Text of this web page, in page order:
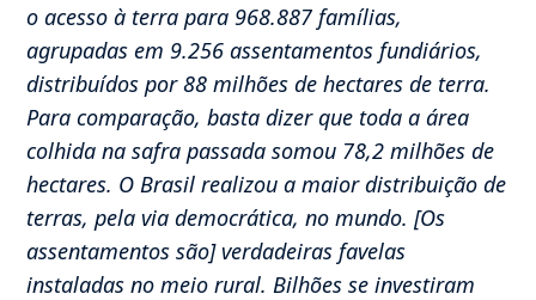
o acesso à terra para 968.887 famílias,
agrupadas em 9.256 assentamentos fundiários,
distribuídos por 88 milhões de hectares de terra.
Para comparação, basta dizer que toda a área
colhida na safra passada somou 78,2 milhões de
hectares. O Brasil realizou a maior distribuição de
terras, pela via democrática, no mundo. [Os
assentamentos são] verdadeiras favelas
instaladas no meio rural. Bilhões se investiram